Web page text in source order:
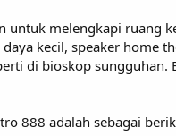
untuk melengkapi ruang
kecil, speaker home
di bioskop sungguhan.
888 adalah sebagai